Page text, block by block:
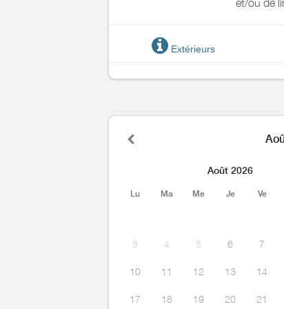
et/ou de
Extérieurs
Août 2026
Lu Ma Me Je Ve
3 4 5 6 7
10 11 12 13 14
17 18 19 20 21